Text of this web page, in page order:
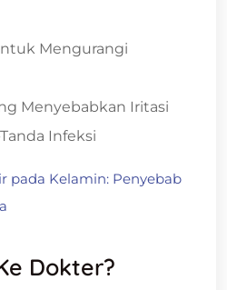
Mengurangi
Menyebabkan Iritasi
Infeksi
pada Kelamin: Penyebab
Dokter?